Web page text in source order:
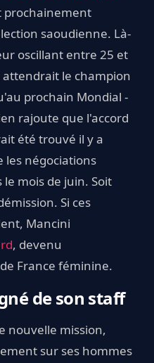
prochainement
saoudienne. Là-
oscillant entre 25 et
le champion
prochain Mondial -
rajoute que l'accord
été trouvé il y a
les négociations
mois de juin. Soit
Si ces
Mancini
, devenu
France féminine.
de son staff
nouvelle mission,
sur ses hommes